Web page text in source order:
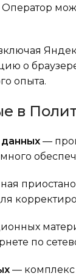
о
опыта.
в
—
по
— комплекс